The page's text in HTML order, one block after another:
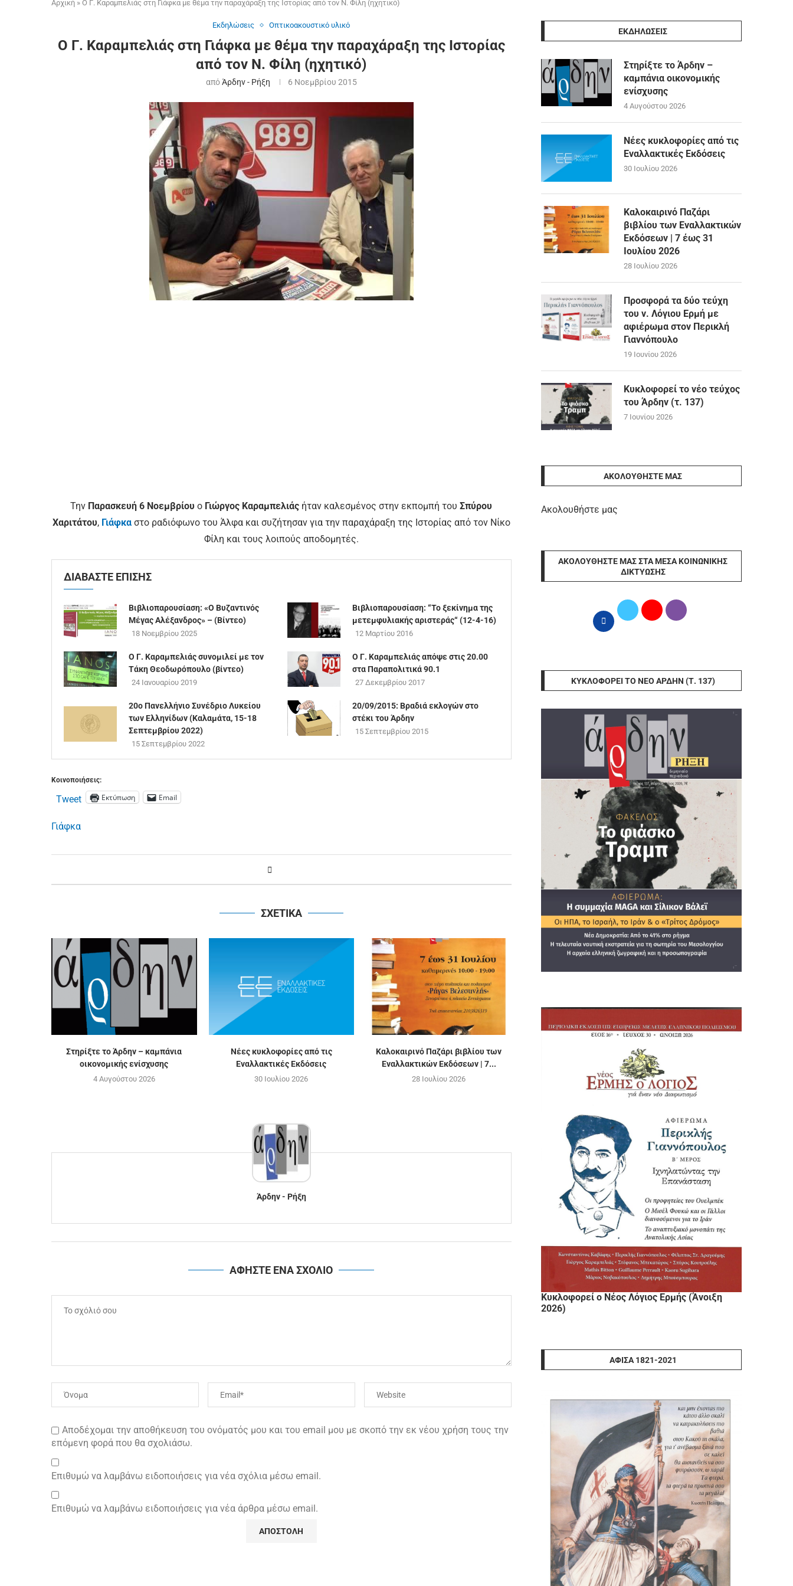
Αρχική » O Γ. Καραμπελιάς στη Γιάφκα με θέμα την παραχάραξη της Ιστορίας από τον Ν. Φίλη (ηχητικό)
Εκδηλώσεις Οπτικοακουστικό υλικό
O Γ. Καραμπελιάς στη Γιάφκα με θέμα την παραχάραξη της Ιστορίας
από τον Ν. Φίλη (ηχητικό)
απόΆρδην - Ρήξη 6 Νοεμβρίου 2015
Την Παρασκευή 6 Νοεμβρίου ο Γιώργος Καραμπελιάς ήταν καλεσμένος στην εκπομπή τουΣπύρου
Χαριτάτου, Γιάφκαστο ραδιόφωνο του Άλφα και συζήτησαν για την παραχάραξη της Ιστορίας από τον Νίκο
Φίλη και τους λοιπούς αποδομητές.
ΔΙΑΒΑΣΤΕ ΕΠΙΣΗΣ
Βιβλιοπαρουσίαση: «Ο Βυζαντινός
Μέγας Αλέξανδρος» – (Βίντεο)
18 Νοεμβρίου 2025
Βιβλιοπαρουσίαση: “Το ξεκίνημα της
μετεμφυλιακής αριστεράς“ (12-4-16)
12 Μαρτίου 2016
Ο Γ. Καραμπελιάς συνομιλεί με τον
Τάκη Θεοδωρόπουλο (βίντεο)
24 Ιανουαρίου 2019
Ο Γ. Καραμπελιάς απόψε στις 20.00
στα Παραπολιτικά 90.1
27 Δεκεμβρίου 2017
20ο Πανελλήνιο Συνέδριο Λυκείου
των Ελληνίδων (Καλαμάτα, 15-18
Σεπτεμβρίου 2022)
15 Σεπτεμβρίου 2022
20/09/2015: Βραδιά εκλογών στo
στέκι του Άρδην
15 Σεπτεμβρίου 2015
Κοινοποιήσεις:
Tweet Εκτύπωση Email
Γιάφκα
ΣΧΕΤΙΚΑ
Στηρίξτε το Άρδην – καμπάνια
οικονομικής ενίσχυσης
4 Αυγούστου 2026
Νέες κυκλοφορίες από τις
Εναλλακτικές Εκδόσεις
30 Ιουλίου 2026
Καλοκαιρινό Παζάρι βιβλίου των
Εναλλακτικών Εκδόσεων | 7...
28 Ιουλίου 2026
Άρδην - Ρήξη
ΑΦΗΣΤΕ ΕΝΑ ΣΧΟΛΙΟ
Αποδέχομαι την αποθήκευση του ονόματός μου και του email μου με σκοπό την εκ νέου χρήση τους την
επόμενη φορά που θα σχολιάσω.
Επιθυμώ να λαμβάνω ειδοποιήσεις για νέα σχόλια μέσω email.
Επιθυμώ να λαμβάνω ειδοποιήσεις για νέα άρθρα μέσω email.
ΕΚΔΗΛΩΣΕΙΣ
Στηρίξτε το Άρδην –
καμπάνια οικονομικής
ενίσχυσης
4 Αυγούστου 2026
Νέες κυκλοφορίες από τις
Εναλλακτικές Εκδόσεις
30 Ιουλίου 2026
Καλοκαιρινό Παζάρι
βιβλίου των Εναλλακτικών
Εκδόσεων | 7 έως 31
Ιουλίου 2026
28 Ιουλίου 2026
Προσφορά τα δύο τεύχη
του ν. Λόγιου Ερμή με
αφιέρωμα στον Περικλή
Γιαννόπουλο
19 Ιουνίου 2026
Κυκλοφορεί το νέο τεύχος
του Άρδην (τ. 137)
7 Ιουνίου 2026
ΑΚΟΛΟΥΘΉΣΤΕ ΜΑΣ
Ακολουθήστε μας
ΑΚΟΛΟΥΘΉΣΤΕ ΜΑΣ ΣΤΑ ΜΈΣΑ ΚΟΙΝΩΝΙΚΉΣ
ΔΙΚΤΎΩΣΗΣ
ΚΥΚΛΟΦΟΡΕΊ ΤΟ ΝΈΟ ΆΡΔΗΝ (Τ. 137)
Κυκλοφορεί ο Νέος Λόγιος Ερμής (Άνοιξη
2026)
ΑΦΊΣΑ 1821-2021